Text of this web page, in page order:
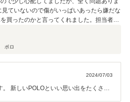
ていないので傷がいっぱいあったら嫌だな
買ったのかと言ってくれました。担当者の
ポロ
2024/07/03
。 新しいPOLOといい思い出をたくさん